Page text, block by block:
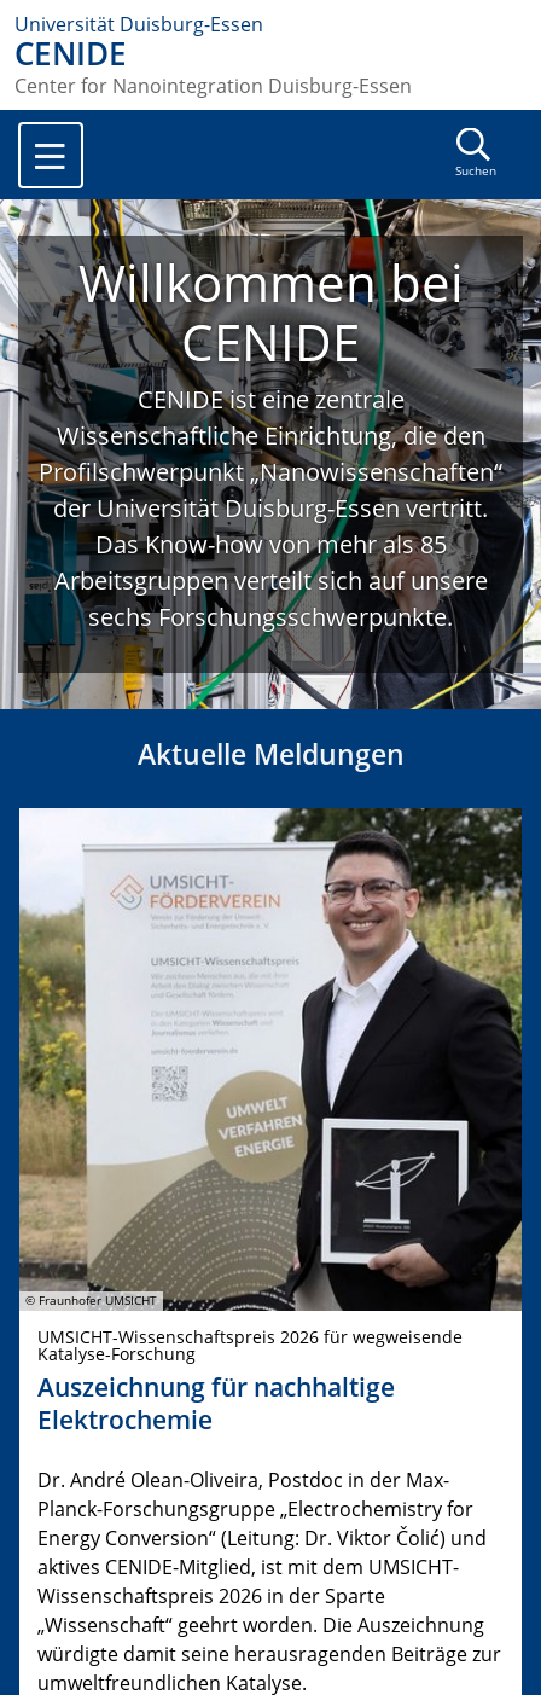
Universität Duisburg-Essen
CENIDE
Center for Nanointegration Duisburg-Essen
Suchen
Willkommen bei
CENIDE
CENIDE ist eine zentrale
Wissenschaftliche Einrichtung, die den
Profilschwerpunkt „Nanowissenschaften“
der Universität Duisburg-Essen vertritt.
Das Know-how von mehr als 85
Arbeitsgruppen verteilt sich auf unsere
sechs Forschungsschwerpunkte.
Aktuelle Meldungen
© Fraunhofer UMSICHT
UMSICHT-Wissenschaftspreis 2026 für wegweisende
Katalyse-Forschung
Auszeichnung für nachhaltige
Elektrochemie
Dr. André Olean-Oliveira, Postdoc in der Max-
Planck-Forschungsgruppe „Electrochemistry for
Energy Conversion“ (Leitung: Dr. Viktor Čolić) und
aktives CENIDE-Mitglied, ist mit dem UMSICHT-
Wissenschaftspreis 2026 in der Sparte
„Wissenschaft“ geehrt worden. Die Auszeichnung
würdigte damit seine herausragenden Beiträge zur
umweltfreundlichen Katalyse.